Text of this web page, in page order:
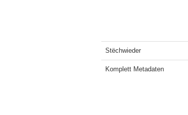
Stëchwieder
Komplett Metadaten